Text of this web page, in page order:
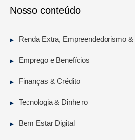
Nosso conteúdo
Renda Extra, Empreendedorismo &
Emprego e Benefícios
Finanças & Crédito
Tecnologia & Dinheiro
Bem Estar Digital